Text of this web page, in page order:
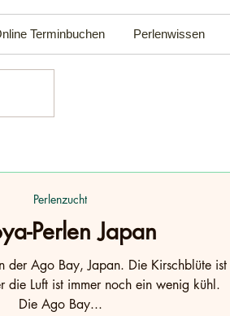
Terminbuchen Perlenwissen
Perlen Japan
der Ago Bay, Japan. Die Kirschblüte ist
die Luft ist immer noch ein wenig kühl.
Die Ago Bay...
Perlenzucht